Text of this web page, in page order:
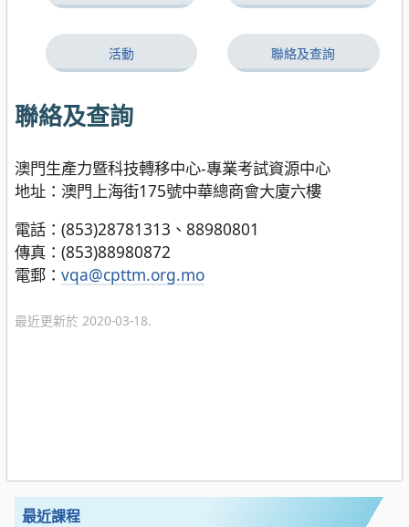
活動 聯絡及查詢
聯絡及查詢
澳門生產力暨科技轉移中心-專業考試資源中心
地址：澳門上海街175號中華總商會大廈六樓
電話：(853)28781313、88980801
傳真：(853)88980872
電郵： vqa@cpttm.org.mo
最近更新於 2020-03-18.
最近課程